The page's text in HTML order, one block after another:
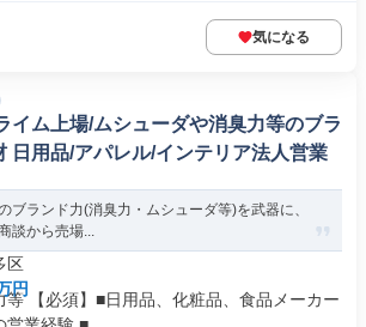
気になる
イム上場/ムシューダや消臭力等のブラ
日用品/アパレル/インテリア法人営業
ブランド力(消臭力・ムシューダ等)を武器に、
談から売場...
区
円
等 【必須】■日用品、化粧品、食品メーカー